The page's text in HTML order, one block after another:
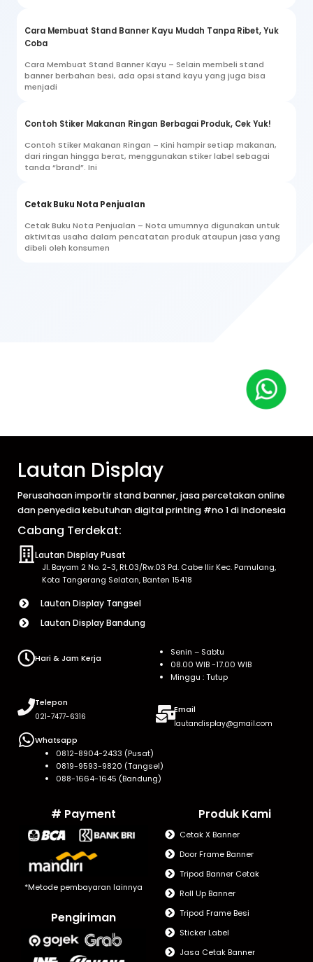
Cara Membuat Stand Banner Kayu Mudah Tanpa Ribet, Yuk
Coba
Cara Membuat Stand Banner Kayu – Selain membeli stand
banner berbahan besi, ada opsi stand kayu yang juga bisa
menjadi
Contoh Stiker Makanan Ringan Berbagai Produk, Cek Yuk!
Contoh Stiker Makanan Ringan – Kini hampir setiap makanan,
dari ringan hingga berat, menggunakan stiker label sebagai
tanda “brand”. Ini
Cetak Buku Nota Penjualan
Cetak Buku Nota Penjualan – Nota umumnya digunakan untuk
aktivitas usaha dalam pencatatan produk ataupun jasa yang
dibeli oleh konsumen
Lautan Display
Perusahaan importir stand banner, jasa percetakan online
dan penyedia kebutuhan digital printing #no 1 di Indonesia
Cabang Terdekat:
Lautan Display Pusat
Jl. Bayam 2 No. 2-3, Rt.03/Rw.03 Pd. Cabe Ilir Kec. Pamulang,
Kota Tangerang Selatan, Banten 15418
Lautan Display Tangsel
Lautan Display Bandung
Hari & Jam Kerja
Senin – Sabtu
08.00 WIB -17.00 WIB
Minggu : Tutup
Telepon
021-7477-6316
Email
lautandisplay@gmail.com
Whatsapp
0812-8904-2433 (Pusat)
0819-9593-9820 (Tangsel)
088-1664-1645 (Bandung)
# Payment
*Metode pembayaran lainnya
Pengiriman
Produk Kami
Cetak X Banner
Door Frame Banner
Tripod Banner Cetak
Roll Up Banner
Tripod Frame Besi
Sticker Label
Jasa Cetak Banner